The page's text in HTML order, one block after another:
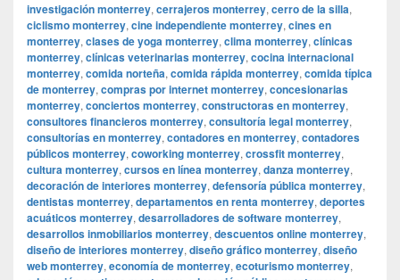
investigación monterrey, cerrajeros monterrey, cerro de la silla,
ciclismo monterrey, cine independiente monterrey, cines en
monterrey, clases de yoga monterrey, clima monterrey, clínicas
monterrey, clínicas veterinarias monterrey, cocina internacional
monterrey, comida norteña, comida rápida monterrey, comida típica
de monterrey, compras por internet monterrey, concesionarias
monterrey, conciertos monterrey, constructoras en monterrey,
consultores financieros monterrey, consultoría legal monterrey,
consultorías en monterrey, contadores en monterrey, contadores
públicos monterrey, coworking monterrey, crossfit monterrey,
cultura monterrey, cursos en línea monterrey, danza monterrey,
decoración de interiores monterrey, defensoría pública monterrey,
dentistas monterrey, departamentos en renta monterrey, deportes
acuáticos monterrey, desarrolladores de software monterrey,
desarrollos inmobiliarios monterrey, descuentos online monterrey,
diseño de interiores monterrey, diseño gráfico monterrey, diseño
web monterrey, economía de monterrey, ecoturismo monterrey,